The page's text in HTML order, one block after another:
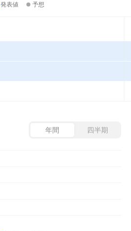
発表値 予想
年間 四半期